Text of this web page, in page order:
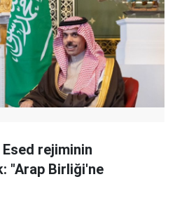
rejiminin
"Arap Birliği'ne